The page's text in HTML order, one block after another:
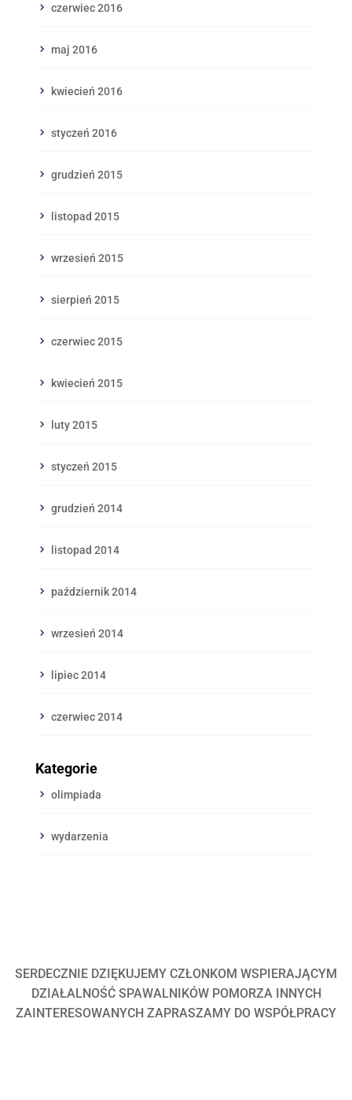
czerwiec 2016
maj 2016
kwiecień 2016
styczeń 2016
grudzień 2015
listopad 2015
wrzesień 2015
sierpień 2015
czerwiec 2015
kwiecień 2015
luty 2015
styczeń 2015
grudzień 2014
listopad 2014
październik 2014
wrzesień 2014
lipiec 2014
czerwiec 2014
Kategorie
olimpiada
wydarzenia
SERDECZNIE DZIĘKUJEMY CZŁONKOM WSPIERAJĄCYM
DZIAŁALNOŚĆ SPAWALNIKÓW POMORZA INNYCH
ZAINTERESOWANYCH ZAPRASZAMY DO WSPÓŁPRACY